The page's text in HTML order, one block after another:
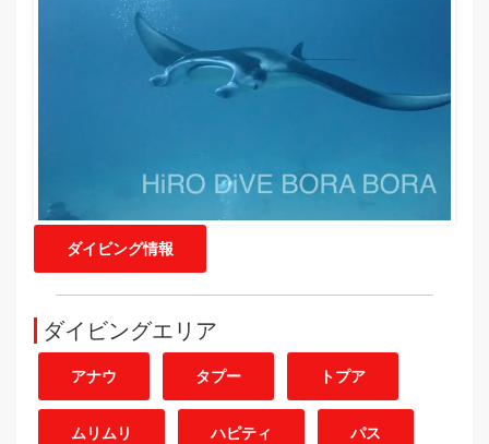
ダイビング情報
ダイビングエリア
アナウ タプー トプア
ムリムリ ハピティ パス